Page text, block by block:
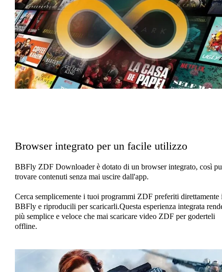
Browser integrato per un facile utilizzo
BBFly ZDF Downloader è dotato di un browser integrato, così
trovare contenuti senza mai uscire dall'app.
Cerca semplicemente i tuoi programmi ZDF preferiti direttamente
BBFly e riproducili per scaricarli.Questa esperienza integrata
più semplice e veloce che mai scaricare video ZDF per goderteli
offline.